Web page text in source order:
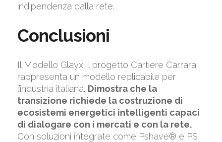
indipendenza dalla rete.
Conclusioni
Il Modello Glayx Il progetto Cartiere Carrara
rappresenta un modello replicabile per
l’industria italiana. Dimostra che la
transizione richiede la costruzione di
ecosistemi energetici intelligenti capaci
di dialogare con i mercati e con la rete.
Con soluzioni integrate come Pshave® e PS